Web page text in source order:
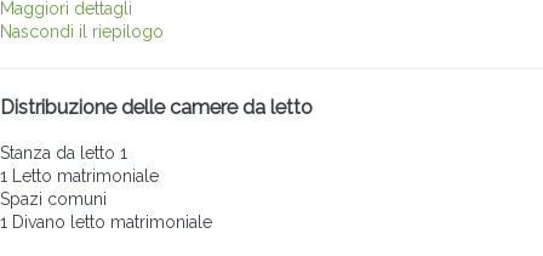
Maggiori dettagli
Nascondi il riepilogo
Distribuzione delle camere da letto
Stanza da letto 1
1 Letto matrimoniale
Spazi comuni
1 Divano letto matrimoniale